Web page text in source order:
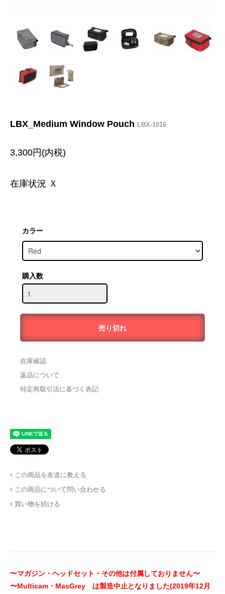
LBX_Medium Window Pouch LBX-1016
3,300円(内税)
在庫状況 Ｘ
カラー
購入数
在庫確認
返品について
特定商取引法に基づく表記
この商品を友達に教える
この商品について問い合わせる
買い物を続ける
〜マガジン・ヘッドセット・その他は付属しておりません〜
〜Multicam・MasGrey は製造中止となりました(2019年12月